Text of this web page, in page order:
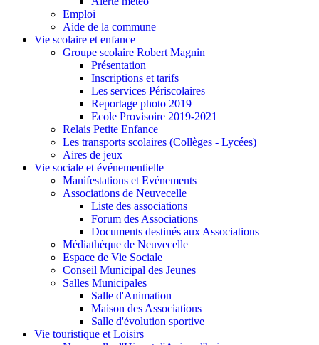
Emploi
Aide de la commune
Vie scolaire et enfance
Groupe scolaire Robert Magnin
Présentation
Inscriptions et tarifs
Les services Périscolaires
Reportage photo 2019
Ecole Provisoire 2019-2021
Relais Petite Enfance
Les transports scolaires (Collèges - Lycées)
Aires de jeux
Vie sociale et événementielle
Manifestations et Evénements
Associations de Neuvecelle
Liste des associations
Forum des Associations
Documents destinés aux Associations
Médiathèque de Neuvecelle
Espace de Vie Sociale
Conseil Municipal des Jeunes
Salles Municipales
Salle d'Animation
Maison des Associations
Salle d'évolution sportive
Vie touristique et Loisirs